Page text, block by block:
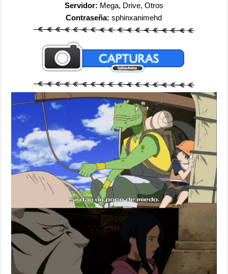
Servidor: Mega, Drive, Otros
Contraseña:sphinxanimehd